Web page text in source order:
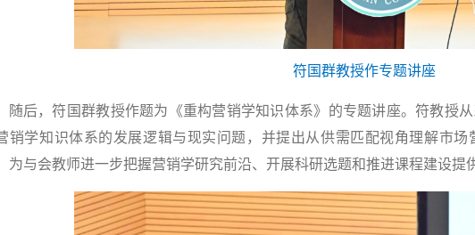
符国群教授作专题讲座
随后，符国群教授作题为《重构营销学知识体系》的专题讲座。符教授
销学知识体系的发展逻辑与现实问题，并提出从供需匹配视角理解市
为与会教师进一步把握营销学研究前沿、开展科研选题和推进课程建设提